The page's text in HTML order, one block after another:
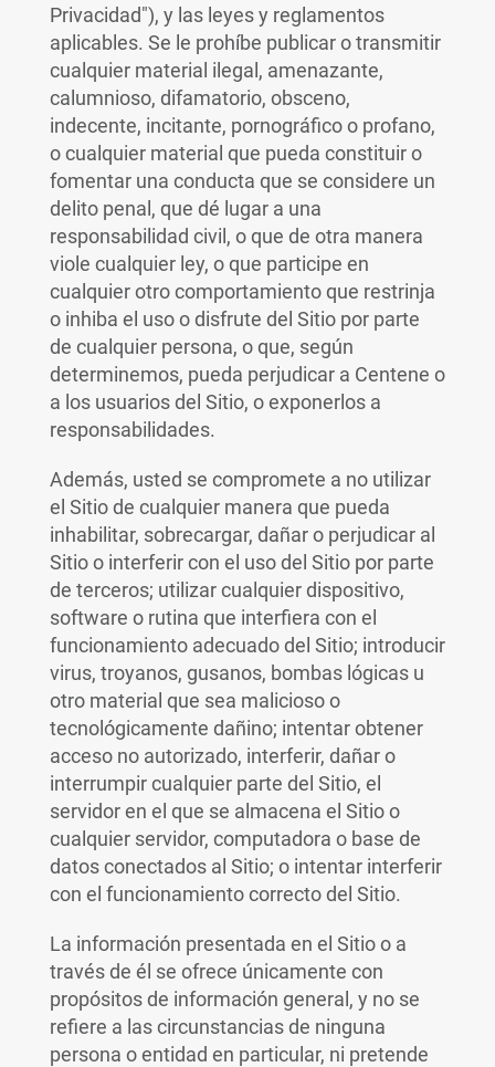
Privacidad"), y las leyes y reglamentos
aplicables. Se le prohíbe publicar o transmitir
cualquier material ilegal, amenazante,
calumnioso, difamatorio, obsceno,
indecente, incitante, pornográfico o profano,
o cualquier material que pueda constituir o
fomentar una conducta que se considere un
delito penal, que dé lugar a una
responsabilidad civil, o que de otra manera
viole cualquier ley, o que participe en
cualquier otro comportamiento que restrinja
o inhiba el uso o disfrute del Sitio por parte
de cualquier persona, o que, según
determinemos, pueda perjudicar a Centene o
a los usuarios del Sitio, o exponerlos a
responsabilidades.
Además, usted se compromete a no utilizar
el Sitio de cualquier manera que pueda
inhabilitar, sobrecargar, dañar o perjudicar al
Sitio o interferir con el uso del Sitio por parte
de terceros; utilizar cualquier dispositivo,
software o rutina que interfiera con el
funcionamiento adecuado del Sitio; introducir
virus, troyanos, gusanos, bombas lógicas u
otro material que sea malicioso o
tecnológicamente dañino; intentar obtener
acceso no autorizado, interferir, dañar o
interrumpir cualquier parte del Sitio, el
servidor en el que se almacena el Sitio o
cualquier servidor, computadora o base de
datos conectados al Sitio; o intentar interferir
con el funcionamiento correcto del Sitio.
La información presentada en el Sitio o a
través de él se ofrece únicamente con
propósitos de información general, y no se
refiere a las circunstancias de ninguna
persona o entidad en particular, ni pretende